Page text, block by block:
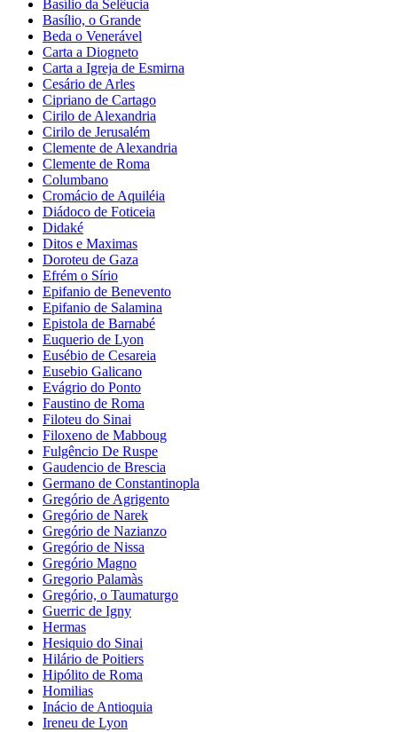
Basílio da Selêucia
Basílio, o Grande
Beda o Venerável
Carta a Diogneto
Carta a Igreja de Esmirna
Cesário de Arles
Cipriano de Cartago
Cirilo de Alexandria
Cirilo de Jerusalém
Clemente de Alexandria
Clemente de Roma
Columbano
Cromácio de Aquiléia
Diádoco de Foticeia
Didaké
Ditos e Maximas
Doroteu de Gaza
Efrém o Sírio
Epifanio de Benevento
Epifanio de Salamina
Epistola de Barnabé
Euquerio de Lyon
Eusébio de Cesareia
Eusebio Galicano
Evágrio do Ponto
Faustino de Roma
Filoteu do Sinai
Filoxeno de Mabboug
Fulgêncio De Ruspe
Gaudencio de Brescia
Germano de Constantinopla
Gregório de Agrigento
Gregório de Narek
Gregório de Nazianzo
Gregório de Nissa
Gregório Magno
Gregorio Palamàs
Gregório, o Taumaturgo
Guerric de Igny
Hermas
Hesiquio do Sinai
Hilário de Poitiers
Hipólito de Roma
Homilias
Inácio de Antioquia
Ireneu de Lyon